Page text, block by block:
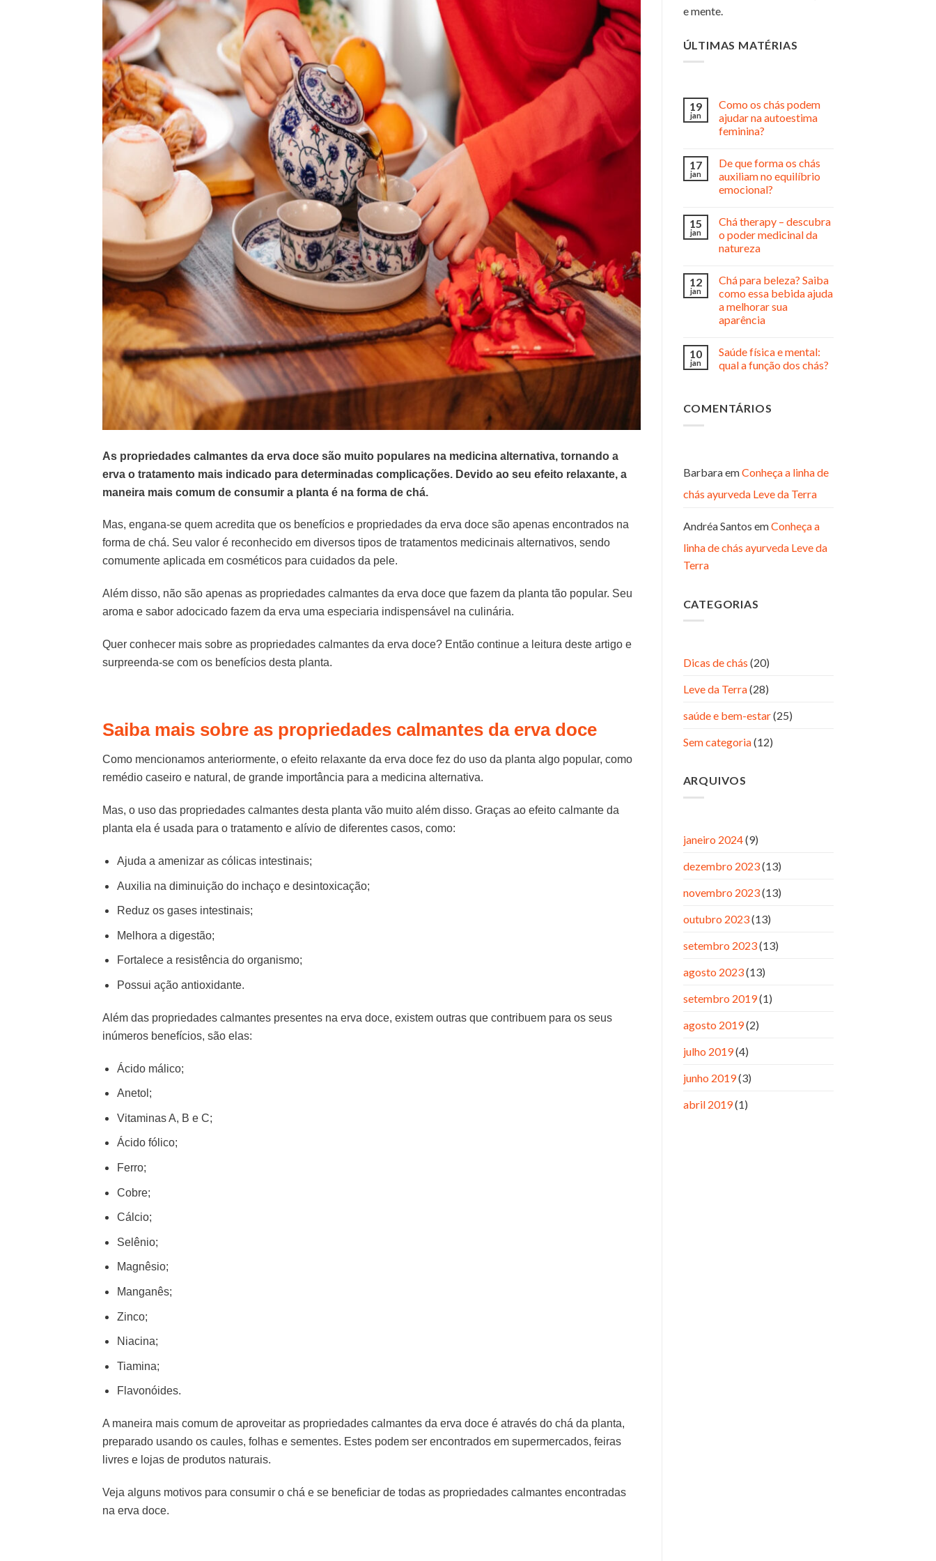
As propriedades calmantes da erva doce são muito populares na medicina alternativa, tornando a
erva o tratamento mais indicado para determinadas complicações. Devido ao seu efeito relaxante, a
maneira mais comum de consumir a planta é na forma de chá.
Mas, engana-se quem acredita que os benefícios e propriedades da erva doce são apenas encontrados na
forma de chá. Seu valor é reconhecido em diversos tipos de tratamentos medicinais alternativos, sendo
comumente aplicada em cosméticos para cuidados da pele.
Além disso, não são apenas as propriedades calmantes da erva doce que fazem da planta tão popular. Seu
aroma e sabor adocicado fazem da erva uma especiaria indispensável na culinária.
Quer conhecer mais sobre as propriedades calmantes da erva doce? Então continue a leitura deste artigo e
surpreenda-se com os benefícios desta planta.
Saiba mais sobre as propriedades calmantes da erva doce
Como mencionamos anteriormente, o efeito relaxante da erva doce fez do uso da planta algo popular, como
remédio caseiro e natural, de grande importância para a medicina alternativa.
Mas, o uso das propriedades calmantes desta planta vão muito além disso. Graças ao efeito calmante da
planta ela é usada para o tratamento e alívio de diferentes casos, como:
Ajuda a amenizar as cólicas intestinais;
Auxilia na diminuição do inchaço e desintoxicação;
Reduz os gases intestinais;
Melhora a digestão;
Fortalece a resistência do organismo;
Possui ação antioxidante.
Além das propriedades calmantes presentes na erva doce, existem outras que contribuem para os seus
inúmeros benefícios, são elas:
Ácido málico;
Anetol;
Vitaminas A, B e C;
Ácido fólico;
Ferro;
Cobre;
Cálcio;
Selênio;
Magnêsio;
Manganês;
Zinco;
Niacina;
Tiamina;
Flavonóides.
A maneira mais comum de aproveitar as propriedades calmantes da erva doce é através do chá da planta,
preparado usando os caules, folhas e sementes. Estes podem ser encontrados em supermercados, feiras
livres e lojas de produtos naturais.
Veja alguns motivos para consumir o chá e se beneficiar de todas as propriedades calmantes encontradas
na erva doce.
e mente.
ÚLTIMAS MATÉRIAS
19
jan
Como os chás podem
ajudar na autoestima
feminina?
17
jan
De que forma os chás
auxiliam no equilíbrio
emocional?
15
jan
Chá therapy – descubra
o poder medicinal da
natureza
12
jan
Chá para beleza? Saiba
como essa bebida ajuda
a melhorar sua
aparência
10
jan
Saúde física e mental:
qual a função dos chás?
COMENTÁRIOS
BarbaraemConheça a linha de
chás ayurveda Leve da Terra
Andréa Santos emConheça a
linha de chás ayurveda Leve da
Terra
CATEGORIAS
Dicas de chás (20)
Leve da Terra(28)
saúde e bem-estar(25)
Sem categoria(12)
ARQUIVOS
janeiro 2024(9)
dezembro 2023(13)
novembro 2023(13)
outubro 2023(13)
setembro 2023(13)
agosto 2023(13)
setembro 2019(1)
agosto 2019(2)
julho 2019(4)
junho 2019(3)
abril 2019(1)